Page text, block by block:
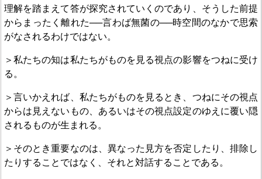
理解を踏まえて答が探究されていくのであり、そうした前提
からまったく離れた──言わば無菌の──時空間のなかで思索
がなされるわけではない。
＞私たちの知は私たちがものを見る視点の影響をつねに受け
る。
＞言いかえれば、私たちがものを見るとき、つねにその視点
からは見えないもの、あるいはその視点設定のゆえに覆い隠
されるものが生まれる。
＞そのとき重要なのは、異なった見方を否定したり、排除し
たりすることではなく、それと対話することである。